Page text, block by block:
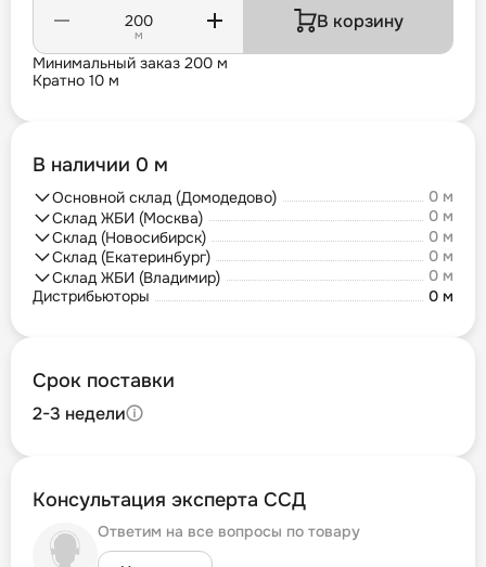
м
В корзину
Минимальный заказ 200 м
Кратно 10 м
В наличии 0 м
Основной склад (Домодедово)
0 м
Склад ЖБИ (Москва)
0 м
Склад (Новосибирск)
0 м
Склад (Екатеринбург)
0 м
Склад ЖБИ (Владимир)
0 м
Дистрибьюторы
0 м
Срок поставки
2-3 недели
Консультация эксперта ССД
Ответим на все вопросы по товару